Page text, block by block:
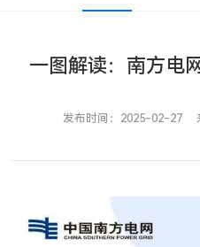
一图解读：南方电
发布时间：2025-02-27